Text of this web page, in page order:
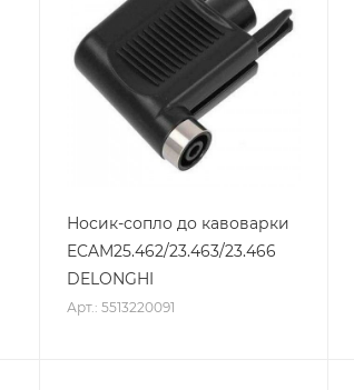
Носик-сопло до кавоварки
ECAM25.462/23.463/23.466
DELONGHI
Арт.: 5513220091